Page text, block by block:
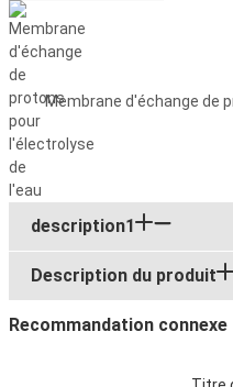
Membrane d'échange de
description1
Description du produit
Recommandation connexe